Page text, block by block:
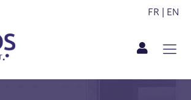
FR | EN